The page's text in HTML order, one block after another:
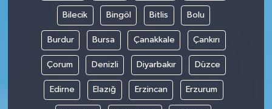
Bilecik Bingöl Bitlis Bolu
Burdur Bursa Çanakkale Çankırı
Çorum Denizli Diyarbakır Düzce
Edirne Elazığ Erzincan Erzurum